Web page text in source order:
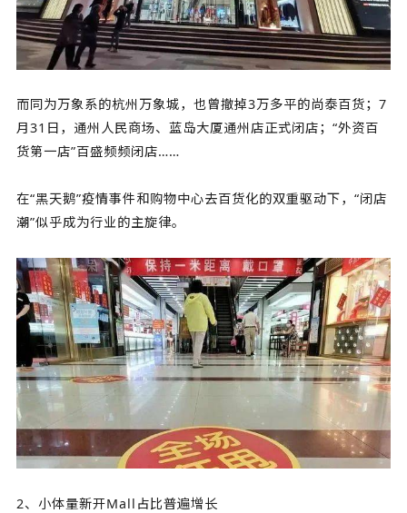
而同为万象系的杭州万象城，也曾撤掉3万多平的尚泰百货；7
月31日，通州人民商场、蓝岛大厦通州店正式闭店；“外资百
货第一店”百盛频频闭店……
在“黑天鹅”疫情事件和购物中心去百货化的双重驱动下，“闭店
潮”似乎成为行业的主旋律。
2、小体量新开Mall占比普遍增长